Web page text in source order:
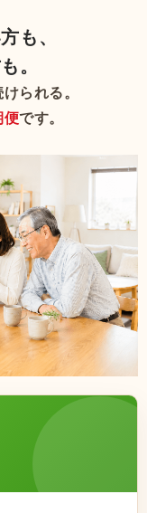
も、
。
られる。
便です。